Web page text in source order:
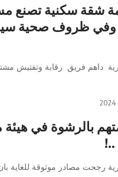
شقة سكنية تصنع
وفي ظروف صحية
داهم فريق رقابة وتفتيش
بالرشوة في هيئة
..!
رجحت مصادر موثوقة